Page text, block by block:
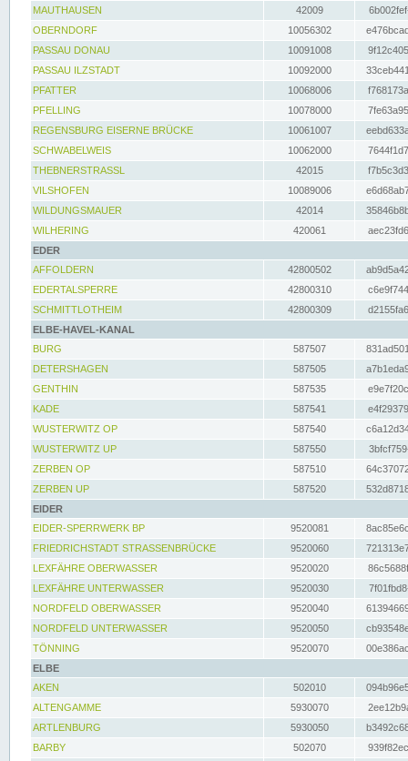
MAUTHAUSEN
42009
OBERNDORF
10056302
PASSAU DONAU
10091008
PASSAU ILZSTADT
10092000
PFATTER
10068006
PFELLING
10078000
REGENSBURG EISERNE BRÜCKE
10061007
SCHWABELWEIS
10062000
THEBNERSTRASSL
42015
VILSHOFEN
10089006
WILDUNGSMAUER
42014
WILHERING
420061
EDER
AFFOLDERN
42800502
EDERTALSPERRE
42800310
SCHMITTLOTHEIM
42800309
ELBE-HAVEL-KANAL
BURG
587507
DETERSHAGEN
587505
GENTHIN
587535
KADE
587541
WUSTERWITZ OP
587540
WUSTERWITZ UP
587550
ZERBEN OP
587510
ZERBEN UP
587520
EIDER
EIDER-SPERRWERK BP
9520081
FRIEDRICHSTADT STRASSENBRÜCKE
9520060
LEXFÄHRE OBERWASSER
9520020
LEXFÄHRE UNTERWASSER
9520030
NORDFELD OBERWASSER
9520040
NORDFELD UNTERWASSER
9520050
TÖNNING
9520070
ELBE
AKEN
502010
ALTENGAMME
5930070
ARTLENBURG
5930050
BARBY
502070